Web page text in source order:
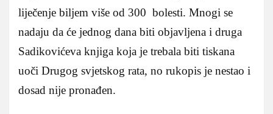
liječenje biljem više od 300 bolesti. Mnogi se
nadaju da će jednog dana biti objavljena i druga
Sadikovićeva knjiga koja je trebala biti tiskana
uoči Drugog svjetskog rata, no rukopis je nestao i
dosad nije pronađen.